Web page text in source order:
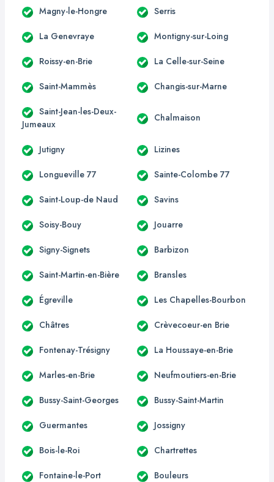
Magny-le-Hongre Serris
La Genevraye Montigny-sur-Loing
Roissy-en-Brie La Celle-sur-Seine
Saint-Mammès Changis-sur-Marne
Saint-Jean-les-Deux-
Jumeaux
Chalmaison
Jutigny Lizines
Longueville 77 Sainte-Colombe 77
Saint-Loup-de Naud Savins
Soisy-Bouy Jouarre
Signy-Signets Barbizon
Saint-Martin-en-Bière Bransles
Égreville Les Chapelles-Bourbon
Châtres Crèvecoeur-en Brie
Fontenay-Trésigny La Houssaye-en-Brie
Marles-en-Brie Neufmoutiers-en-Brie
Bussy-Saint-Georges Bussy-Saint-Martin
Guermantes Jossigny
Bois-le-Roi Chartrettes
Fontaine-le-Port Bouleurs